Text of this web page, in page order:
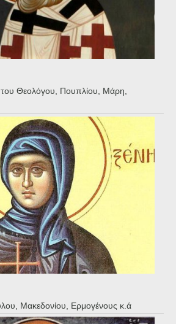
Θεολόγου, Πουπλίου, Μάρη,
Μακεδονίου, Ερμογένους κ.ά